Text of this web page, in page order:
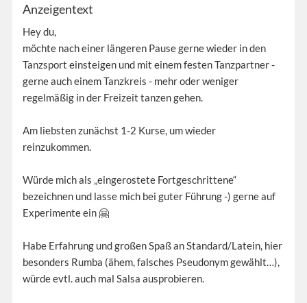
Anzeigentext
Hey du,
möchte nach einer längeren Pause gerne wieder in den
Tanzsport einsteigen und mit einem festen Tanzpartner -
gerne auch einem Tanzkreis - mehr oder weniger
regelmäßig in der Freizeit tanzen gehen.
Am liebsten zunächst 1-2 Kurse, um wieder
reinzukommen.
Würde mich als „eingerostete Fortgeschrittene“
bezeichnen und lasse mich bei guter Führung -) gerne auf
Experimente ein 🤗
Habe Erfahrung und großen Spaß an Standard/Latein, hier
besonders Rumba (ähem, falsches Pseudonym gewählt…),
würde evtl. auch mal Salsa ausprobieren.